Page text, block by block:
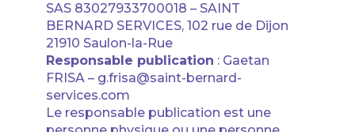
SAS 83027933700018 – SAINT
BERNARD SERVICES, 102 rue de Dijon
21910 Saulon-la-Rue
Responsable publication : Gaetan
FRISA – g.frisa@saint-bernard-
services.com
Le responsable publication est une